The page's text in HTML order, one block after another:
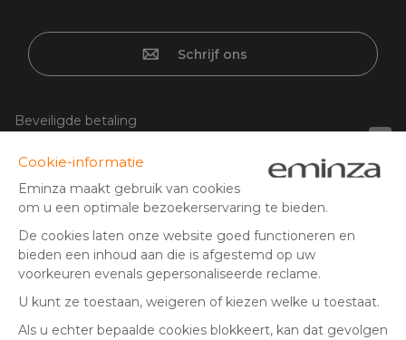
1
Schrijf ons
Beveiligde betaling
Creditcard, PayPal, iDeal | Wero, bancontact, overschrijving,
Google/Apple Pay
Volg ons op: